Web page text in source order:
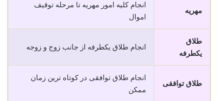
مهریه
انجام کلیه امور مهریه تا مرحله توقیف
اموال
طلاق
یکطرفه
انجام طلاق یکطرفه از جانب زوج و زوجه
طلاق توافقی
انجام طلاق توافقی در کوتاه ترین زمان
ممکن